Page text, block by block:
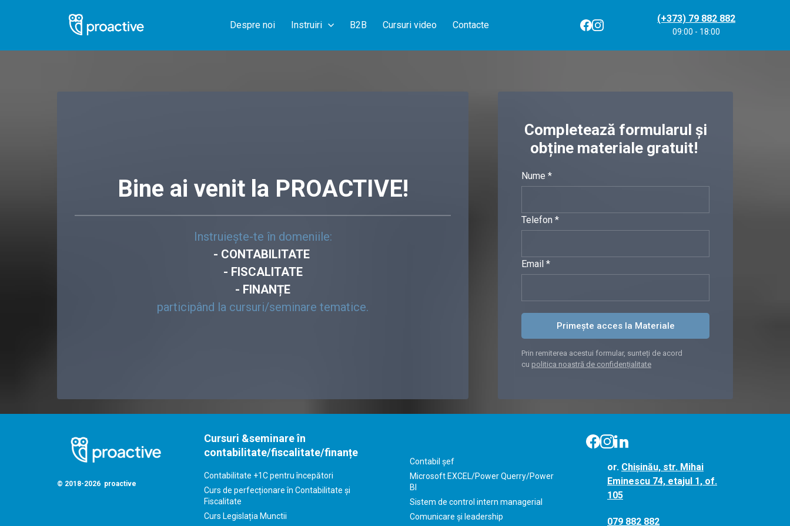
Despre noi Instruiri B2B Cursuri video Contacte
(+373) 79 882 882
09:00 - 18:00
Bine ai venit la PROACTIVE!
Instruiește-te în domeniile:
- CONTABILITATE
- FISCALITATE
- FINANȚE
participând la cursuri/seminare tematice.
Completează formularul și
obține materiale gratuit!
Nume *
Telefon *
Email *
Primește acces la Materiale
Prin remiterea acestui formular, sunteți de acord
cu politica noastră de confidențialitate
© 2018-2026 proactive
Cursuri &seminare în
contabilitate/fiscalitate/finanțe
Contabilitate +1C pentru începători
Curs de perfecționare în Contabilitate și
Fiscalitate
Curs Legislația Munctii
Contabil șef
Microsoft EXCEL/Power Querry/Power
BI
Sistem de control intern managerial
Comunicare și leadership
or. Chișinău, str. Mihai
Eminescu 74, etajul 1, of.
105
079 882 882